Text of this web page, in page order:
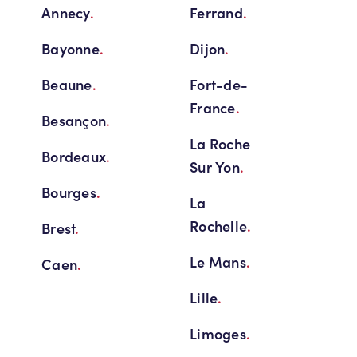
Annecy.
Bayonne.
Beaune.
Besançon.
Bordeaux.
Bourges.
Brest.
Caen.
Ferrand.
Dijon.
Fort-de-
France.
La Roche
Sur Yon.
La
Rochelle.
Le Mans.
Lille.
Limoges.